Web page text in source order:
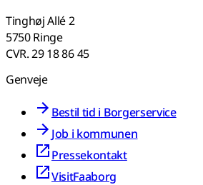
Tinghøj Allé 2
5750 Ringe
CVR. 29 18 86 45
Genveje
Bestil tid i Borgerservice
Job i kommunen
Pressekontakt
VisitFaaborg